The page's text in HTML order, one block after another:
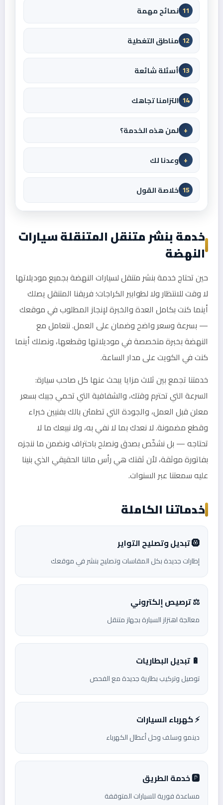
11 نصائح مهمة
12 مناطق التغطية
13 أسئلة شائعة
14 التزامنا تجاهك
+ لمن هذه الخدمة؟
+ وعدنا لك
15 خلاصة القول
خدمة بنشر متنقل المتنقلة سيارات
النهضة
حين تحتاج خدمة بنشر متنقل لسيارات النهضة بجميع موديلاتها
لا وقت للانتظار ولا لطوابير الكراجات؛ فريقنا المتنقل يصلك
أينما كنت بكامل العدة والخبرة لإنجاز المطلوب في موقعك
— بسرعة وسعر واضح وضمان على العمل. نتعامل مع
النهضة بخبرة متخصصة في موديلاتها وقطعها، ونصلك أينما
كنت في الكويت على مدار الساعة.
خدمتنا تجمع بين ثلاث مزايا يبحث عنها كل صاحب سيارة:
السرعة التي تحترم وقتك، والشفافية التي تحمي جيبك بسعر
معلن قبل العمل، والجودة التي تطمئن بالك بفنيين خبراء
وقطع مضمونة. لا نعدك بما لا نفي به، ولا نبيعك ما لا
تحتاجه — بل نشخّص بصدق ونصلح باحتراف ونضمن ما ننجزه
بفاتورة موثقة، لأن ثقتك هي رأس مالنا الحقيقي الذي بنينا
عليه سمعتنا عبر السنوات.
خدماتنا الكاملة
🛞 تبديل وتصليح التواير
إطارات جديدة بكل المقاسات وتصليح بنشر في موقعك
⚖️ ترصيص إلكتروني
معالجة اهتزاز السيارة بجهاز متنقل
🔋 تبديل البطاريات
توصيل وتركيب بطارية جديدة مع الفحص
⚡ كهرباء السيارات
دينمو وسلف وحل أعطال الكهرباء
🅿️ خدمة الطريق
مساعدة فورية للسيارات المتوقفة